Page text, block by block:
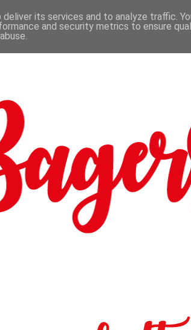
its services and to analyze traffic.
and security metrics to ensure